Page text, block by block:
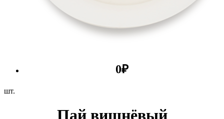
0₽
шт.
Пай вишнёвый